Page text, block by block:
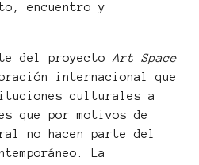
encuentro y
del proyecto Art Space
internacional que
culturales a
que por motivos de
no hacen parte del
La